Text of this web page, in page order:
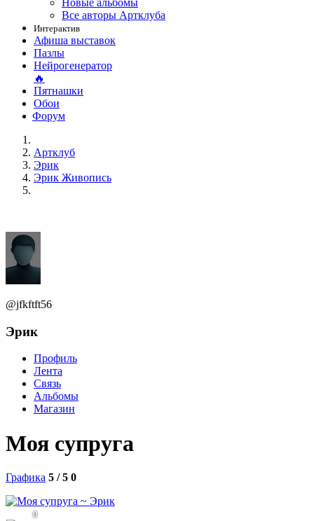
Новые альбомы
Все авторы Артклуба
Интерактив
Афиша выставок
Пазлы
Нейрогенератор
🔥
Пятнашки
Обои
Форум
Артклуб
Эрик
Эрик Живопись
@jfkftft56
Эрик
Профиль
Лента
Связь
Альбомы
Магазин
Моя супруга
Графика 5 / 5 0
0